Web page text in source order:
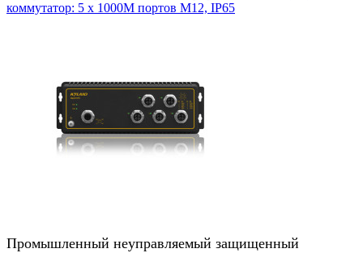
Промышленный неуправляемый защищенный